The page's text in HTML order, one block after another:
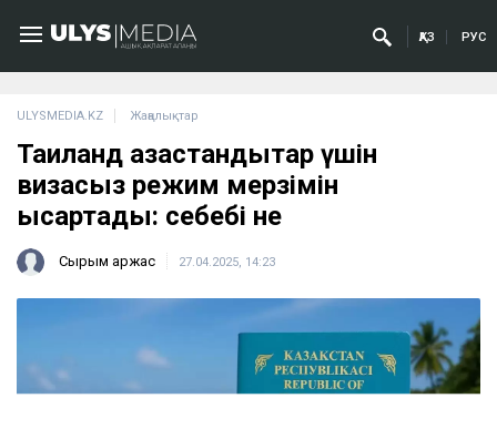
ҚАЗ РУС
ULYSMEDIA.KZ Жаңалықтар
Таиланд қазақстандықтар үшін
визасыз режим мерзімін
қысқартады: себебі не
Сырым Қаржас 27.04.2025, 14:23